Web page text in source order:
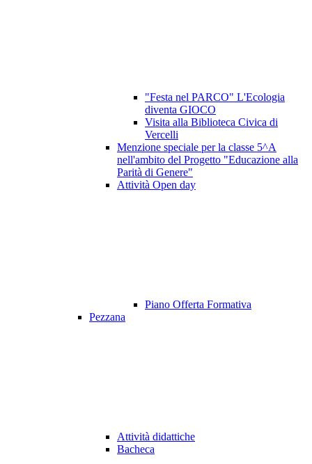
"Festa nel PARCO" L'Ecologia
diventa GIOCO
Visita alla Biblioteca Civica di
Vercelli
Menzione speciale per la classe 5^A
nell'ambito del Progetto "Educazione alla
Parità di Genere"
Attività Open day
Piano Offerta Formativa
Pezzana
Attività didattiche
Bacheca